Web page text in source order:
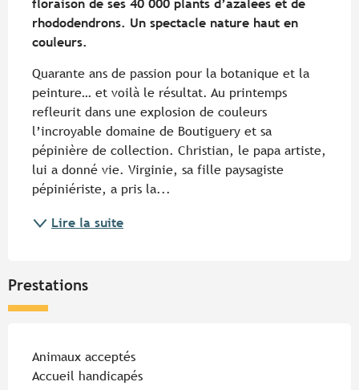
floraison de ses 40 000 plants d’azalées et de
rhododendrons. Un spectacle nature haut en
couleurs.
Quarante ans de passion pour la botanique et la
peinture… et voilà le résultat. Au printemps
refleurit dans une explosion de couleurs
l’incroyable domaine de Boutiguery et sa
pépinière de collection. Christian, le papa artiste,
lui a donné vie. Virginie, sa fille paysagiste
pépiniériste, a pris la...
Lire la suite
Prestations
Animaux acceptés
Accueil handicapés